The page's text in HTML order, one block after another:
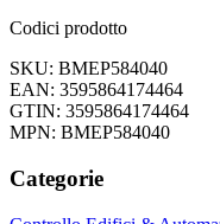
Codici prodotto
SKU: BMEP584040
EAN: 3595864174464
GTIN: 3595864174464
MPN: BMEP584040
Categorie